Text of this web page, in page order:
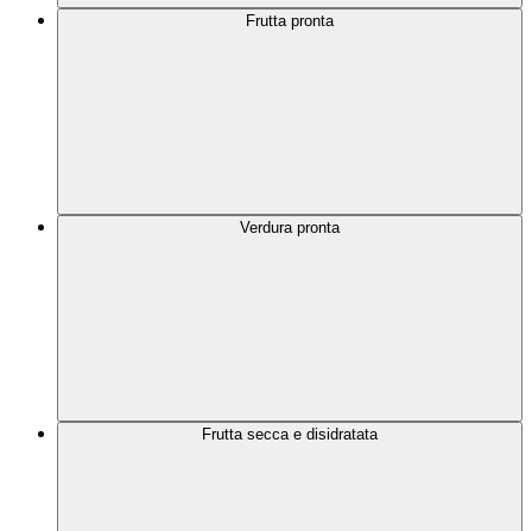
Frutta pronta
Verdura pronta
Frutta secca e disidratata